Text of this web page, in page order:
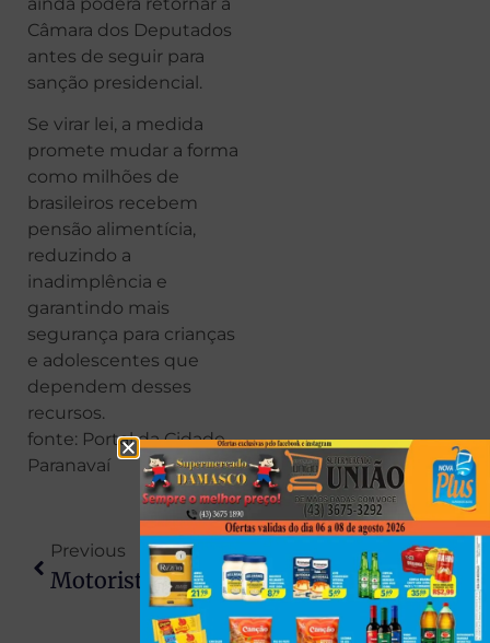
Câmara dos Deputados
antes de seguir para
sanção presidencial.
Se virar lei, a medida
promete mudar a forma
como milhões de
brasileiros recebem
pensão alimentícia,
reduzindo a
inadimplência e
garantindo mais
segurança para crianças
e adolescentes que
dependem desses
recursos.
fonte: Portal da Cidade
Paranavaí
Previous
Motorista Bêbado Invade Pista Contrária, Bate Em Viatura Da PM E Acaba Preso Na Região
Next
Luto Nas Redes: Morre Vovô Anésio, Um Dos Influenciadores Mais Queridos Do Brasil, Aos 88 Anos